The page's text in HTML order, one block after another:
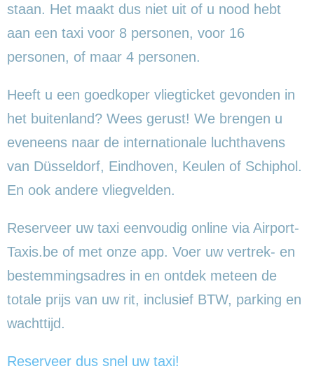
staan. Het maakt dus niet uit of u nood hebt
aan een taxi voor 8 personen, voor 16
personen, of maar 4 personen.
Heeft u een goedkoper vliegticket gevonden in
het buitenland? Wees gerust! We brengen u
eveneens naar de internationale luchthavens
van Düsseldorf, Eindhoven, Keulen of Schiphol.
En ook andere vliegvelden.
Reserveer uw taxi eenvoudig online via Airport-
Taxis.be of met onze app. Voer uw vertrek- en
bestemmingsadres in en ontdek meteen de
totale prijs van uw rit, inclusief BTW, parking en
wachttijd.
Reserveer dus snel uw taxi!